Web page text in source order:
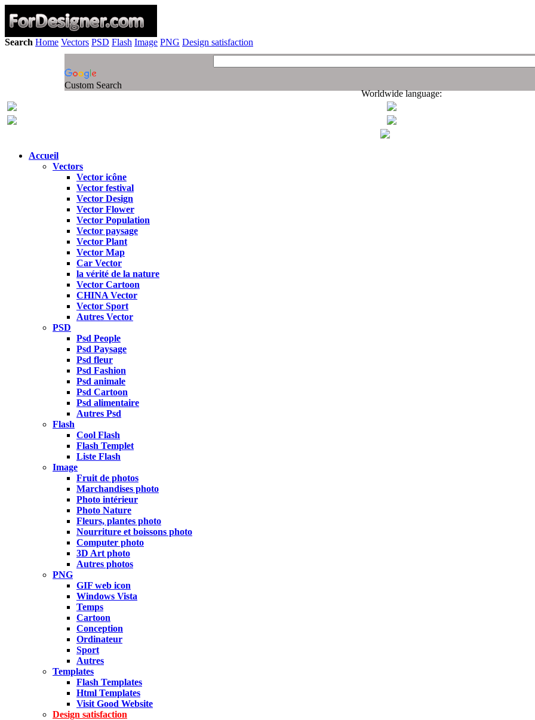
Search Home Vectors PSD Flash Image PNG Design satisfaction
Custom Search
Worldwide language:
Accueil
Vectors
Vector icône
Vector festival
Vector Design
Vector Flower
Vector Population
Vector paysage
Vector Plant
Vector Map
Car Vector
la vérité de la nature
Vector Cartoon
CHINA Vector
Vector Sport
Autres Vector
PSD
Psd People
Psd Paysage
Psd fleur
Psd Fashion
Psd animale
Psd Cartoon
Psd alimentaire
Autres Psd
Flash
Cool Flash
Flash Templet
Liste Flash
Image
Fruit de photos
Marchandises photo
Photo intérieur
Photo Nature
Fleurs, plantes photo
Nourriture et boissons photo
Computer photo
3D Art photo
Autres photos
PNG
GIF web icon
Windows Vista
Temps
Cartoon
Conception
Ordinateur
Sport
Autres
Templates
Flash Templates
Html Templates
Visit Good Website
Design satisfaction